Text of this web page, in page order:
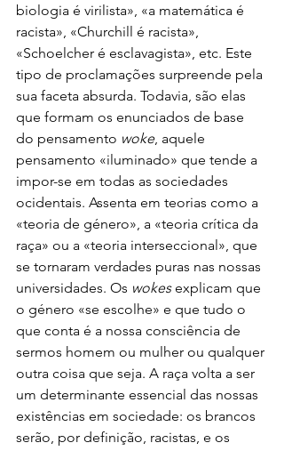
biologia é virilista», «a matemática é
racista», «Churchill é racista»,
«Schoelcher é esclavagista», etc. Este
tipo de proclamações surpreende pela
sua faceta absurda. Todavia, são elas
que formam os enunciados de base
do pensamento woke, aquele
pensamento «iluminado» que tende a
impor-se em todas as sociedades
ocidentais. Assenta em teorias como a
«teoria de género», a «teoria crítica da
raça» ou a «teoria interseccional», que
se tornaram verdades puras nas nossas
universidades. Os wokes explicam que
o género «se escolhe» e que tudo o
que conta é a nossa consciência de
sermos homem ou mulher ou qualquer
outra coisa que seja. A raça volta a ser
um determinante essencial das nossas
existências em sociedade: os brancos
serão, por definição, racistas, e os